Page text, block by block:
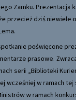
Zamku. Prezentacja
przecież dziś niewiele
poświęcone
prasowe.
serii „Biblioteki
wcześniej w ramach tej
w ramach